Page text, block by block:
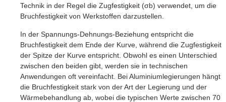
Technik in der Regel die Zugfestigkeit (σb) verwendet, um die
Bruchfestigkeit von Werkstoffen darzustellen.
In der Spannungs-Dehnungs-Beziehung entspricht die
Bruchfestigkeit dem Ende der Kurve, während die Zugfestigkeit
der Spitze der Kurve entspricht. Obwohl es einen Unterschied
zwischen den beiden gibt, werden sie in technischen
Anwendungen oft vereinfacht. Bei Aluminiumlegierungen hängt
die Bruchfestigkeit stark von der Art der Legierung und der
Wärmebehandlung ab, wobei die typischen Werte zwischen 70